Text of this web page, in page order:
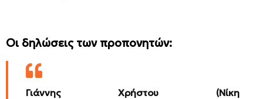
Οι δηλώσεις των προπονητών:
Γιάννης Χρήστου (Νίκη